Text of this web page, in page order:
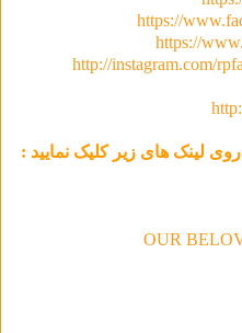
https://
https://
http://instagram.com/
لینک های زیر کلیک نمایید :